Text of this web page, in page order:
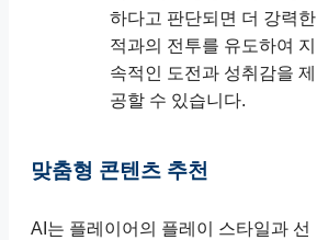
하다고 판단되면 더 강력한
적과의 전투를 유도하여 지
속적인 도전과 성취감을 제
공할 수 있습니다.
맞춤형 콘텐츠 추천
AI는 플레이어의 플레이 스타일과 선